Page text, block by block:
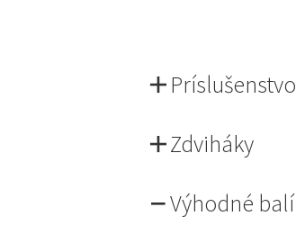
Zdviháky
Výhodné